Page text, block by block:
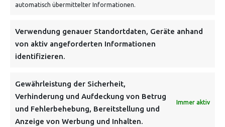
automatisch übermittelter Informationen.
Verwendung genauer Standortdaten, Geräte anhand
von aktiv angeforderten Informationen
identifizieren.
Gewährleistung der Sicherheit,
Verhinderung und Aufdeckung von Betrug
und Fehlerbehebung, Bereitstellung und
Anzeige von Werbung und Inhalten.
Immer aktiv
NEWSLETTER
Danke, deine Registrierung war erfolgreich! Bitte prüfe
FOLGE UNS